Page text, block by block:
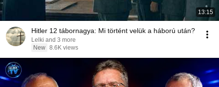
13:15
Hitler 12 tábornagya: Mi történt velük a háború után?
Lelki and 3 more
New 8.6K views